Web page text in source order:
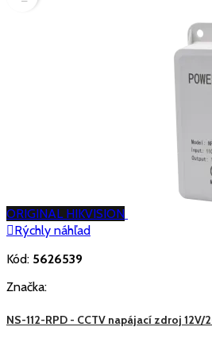
ORIGINAL HIKVISION
Rýchly náhľad
Kód: 5626539
Značka:
NS-112-RPD - CCTV napájací zdroj